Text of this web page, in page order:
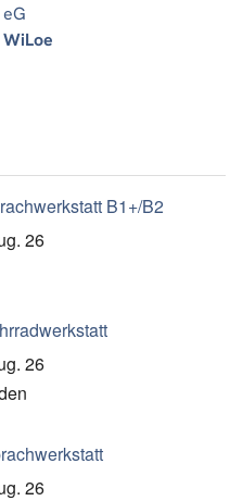
B1+/B2
26
26
26